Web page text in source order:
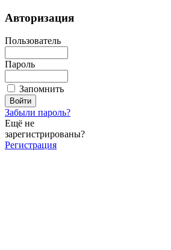
Авторизация
Пользователь
Пароль
Запомнить
Забыли пароль?
Ещё не
зарегистрированы?
Регистрация